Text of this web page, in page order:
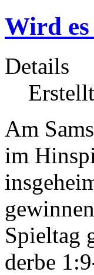
Wird
Details
Am
im
Spieltag
derbe